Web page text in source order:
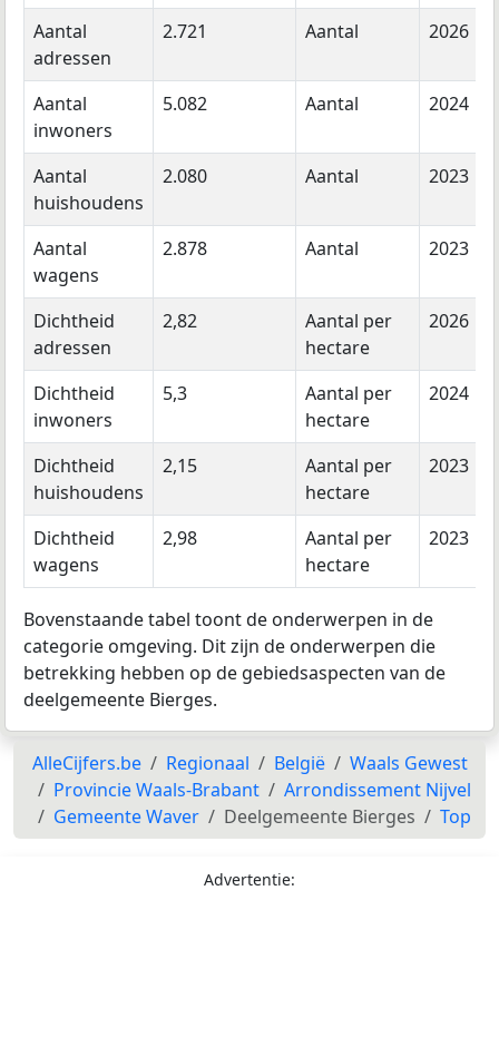
Aantal
adressen
2.721 Aantal 2026
Aantal
inwoners
5.082 Aantal 2024
Aantal
huishoudens
2.080 Aantal 2023
Aantal
wagens
2.878 Aantal 2023
Dichtheid
adressen
2,82
Aantal per
hectare
2026
Dichtheid
inwoners
5,3
Aantal per
hectare
2024
Dichtheid
huishoudens
2,15
Aantal per
hectare
2023
Dichtheid
wagens
2,98
Aantal per
hectare
2023
Bovenstaande tabel toont de onderwerpen in de
categorie omgeving. Dit zijn de onderwerpen die
betrekking hebben op de gebiedsaspecten van de
deelgemeente Bierges.
AlleCijfers.be Regionaal België
Waals Gewest
Provincie Waals-Brabant
Arrondissement Nijvel
Gemeente Waver
Deelgemeente Bierges Top
Advertentie: